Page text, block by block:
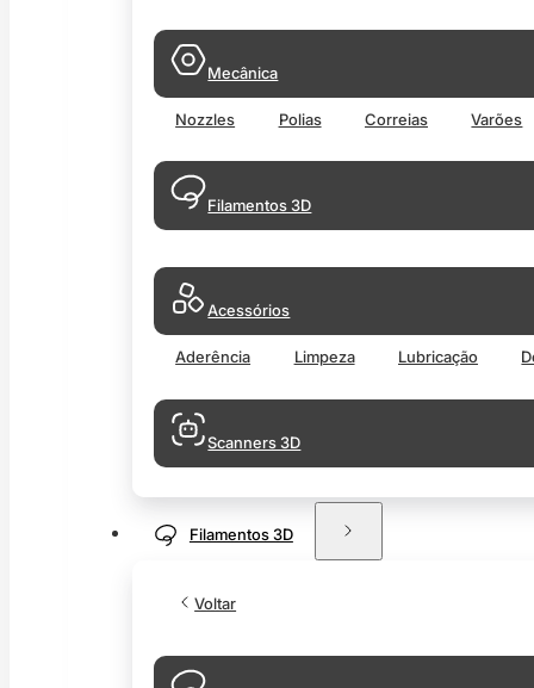
Mecânica
Nozzles Polias Correias Varões
Filamentos 3D
Acessórios
Aderência Limpeza Lubricação
Scanners 3D
Filamentos 3D
Voltar